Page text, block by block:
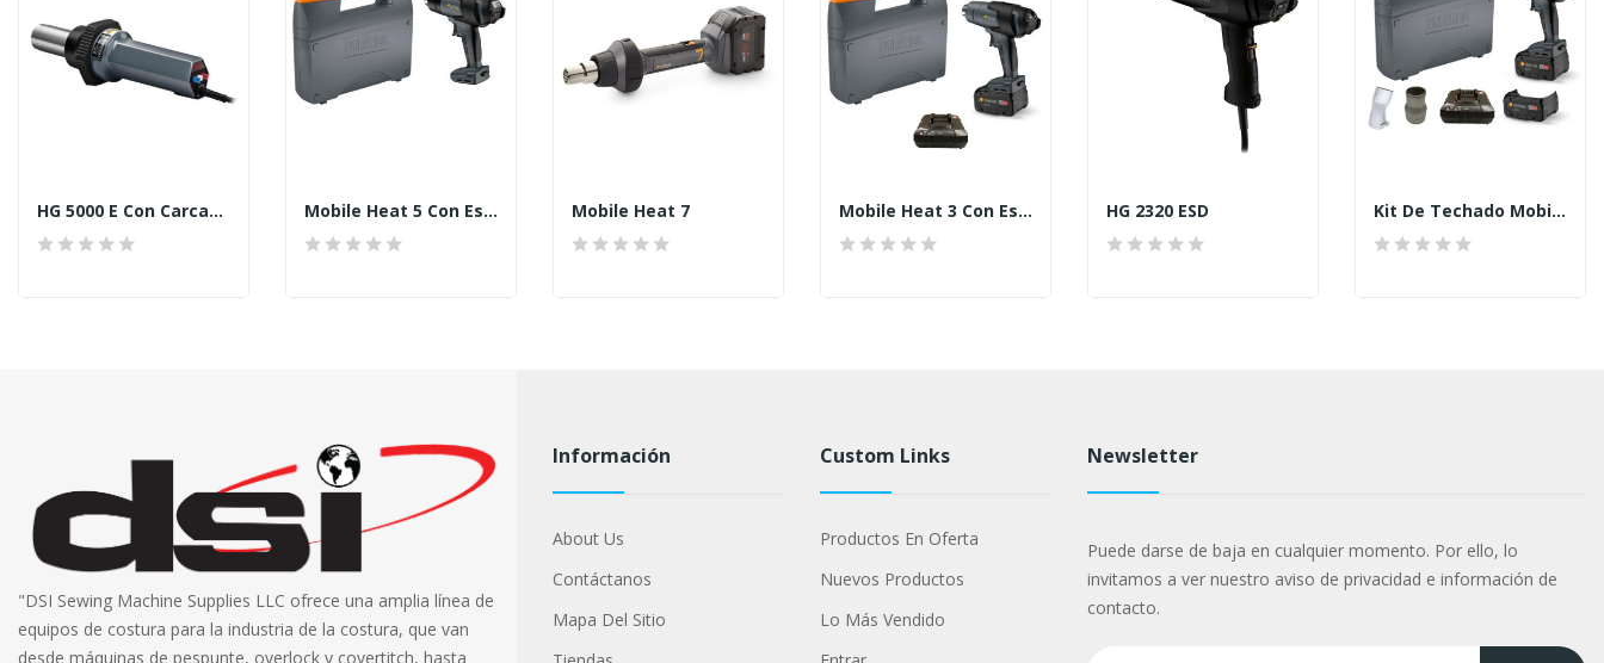
HG 5000 E Con Carcasa Metálica Resistente Mobile Heat 5 Con Estuche Mobile Heat 7 Mobile Heat 3 Con Estuche, Batería De 8,0 Ah Y... HG 2320 ESD Kit De Techado Mobile Heat 3
"DSI Sewing Machine Supplies LLC ofrece una amplia línea de
equipos de costura para la industria de la costura, que van
desde máquinas de pespunte, overlock y covertitch, hasta
Información
About Us
Contáctanos
Mapa Del Sitio
Custom Links
Productos En Oferta
Nuevos Productos
Lo Más Vendido
Newsletter
Puede darse de baja en cualquier momento. Por ello, lo
invitamos a ver nuestro aviso de privacidad e información de
contacto.